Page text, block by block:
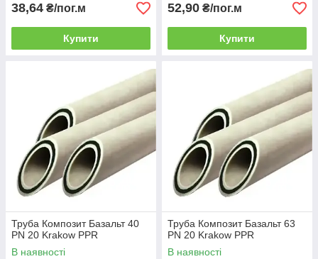
38,64 ₴/пог.м
Купити
52,90 ₴/пог.м
Купити
Труба Композит Базальт 40
PN 20 Krakow PPR
В наявності
Труба Композит Базальт 63
PN 20 Krakow PPR
В наявності